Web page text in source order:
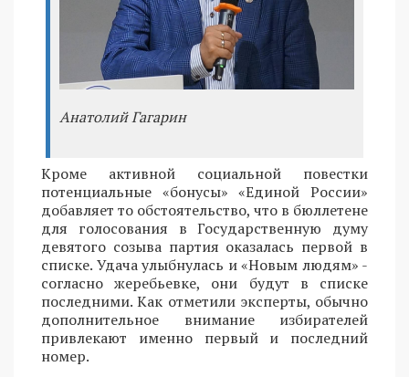
Анатолий Гагарин
Кроме активной социальной повестки
потенциальные «бонусы» «Единой России»
добавляет то обстоятельство, что в бюллетене
для голосования в Государственную думу
девятого созыва партия оказалась первой в
списке. Удача улыбнулась и «Новым людям» -
согласно жеребьевке, они будут в списке
последними. Как отметили эксперты, обычно
дополнительное внимание избирателей
привлекают именно первый и последний
номер.